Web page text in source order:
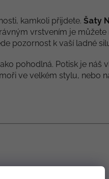
kamkoli přijdete. Šaty
vrstvením je můžete
pozornost k vaší ladné
pohodlná. Potisk je náš
ve velkém stylu, nebo